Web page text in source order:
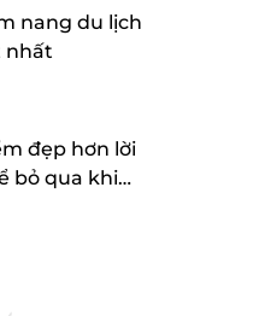
nang du lịch
nhất
đẹp hơn lời
bỏ qua khi